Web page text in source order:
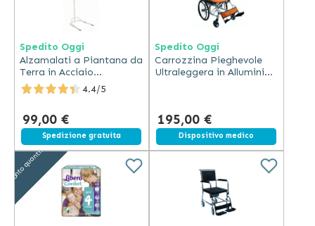
Spedito Oggi
Alzamalati a Piantana da
Terra in Acciaio
Verniciato
4.4/5
99,00 €
Spedizione gratuita
Spedito Oggi
Carrozzina Pieghevole
Ultraleggera in Alluminio
195,00 €
Spedizione gratuita
Dispositivo medico
Sconto quantità